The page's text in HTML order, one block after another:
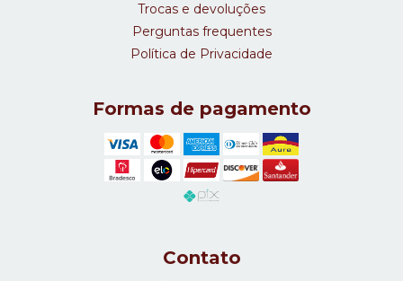
Trocas e devoluções
Perguntas frequentes
Política de Privacidade
Formas de pagamento
Contato